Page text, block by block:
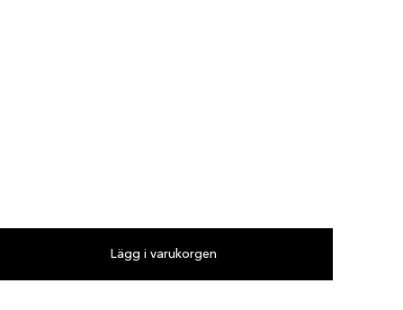
Lägg i varukorgen